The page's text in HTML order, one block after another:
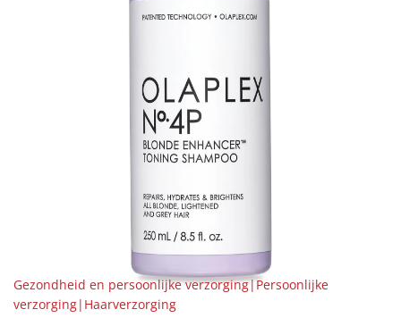
Gezondheid en persoonlijke verzorging|Persoonlijke
verzorging|Haarverzorging